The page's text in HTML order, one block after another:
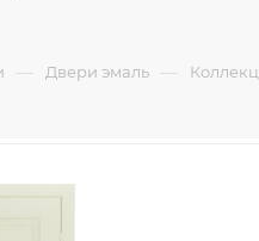
— Двери эмаль —